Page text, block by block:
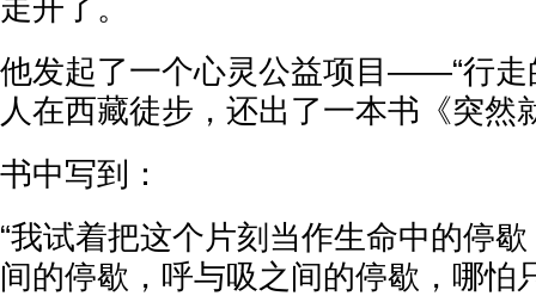
走开了。
他发起了一个心灵公益项目——“行走
人在西藏徒步，还出了一本书《突然
书中写到：
“我试着把这个片刻当作生命中的停
间的停歇，呼与吸之间的停歇，哪怕